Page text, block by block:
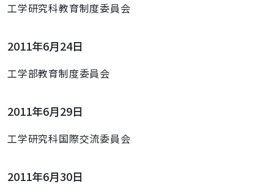
工学研究科教育制度委員会
2011年6月24日
工学部教育制度委員会
2011年6月29日
工学研究科国際交流委員会
2011年6月30日